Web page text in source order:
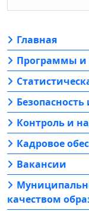
Главная
Программы и
Контроль и
Кадровое
Вакансии
качеством